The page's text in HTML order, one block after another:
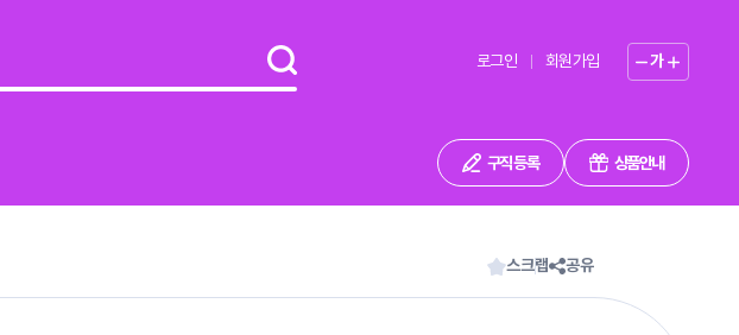
로그인 회원가입 가
구직 등록 상품안내
스크랩 공유